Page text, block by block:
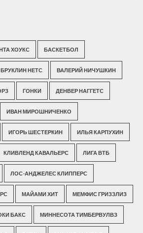
ХОУКС БАСКЕТБОЛ
БРУКЛИН НЕТС ВАЛЕРИЙ НИЧУШКИН
ГОНКИ ДЕНВЕР НАГГЕТС
ИВАН МИРОШНИЧЕНКО
ИГОРЬ ШЕСТЕРКИН ИЛЬЯ КАРПУХИН
КЛИВЛЕНД КАВАЛЬЕРС ЛИГА ВТБ
ЛОС-АНДЖЕЛЕС КЛИППЕРС
МАЙАМИ ХИТ МЕМФИС ГРИЗЗЛИЗ
БАКС МИННЕСОТА ТИМБЕРВУЛВЗ